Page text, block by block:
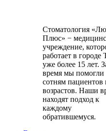
Стоматология
Плюс» −
учреждение,
работает в городе
уже более 15 лет.
время мы помогли
сотням пациентов
возрастов. Наши
находят подход к
каждому
обратившемуся.